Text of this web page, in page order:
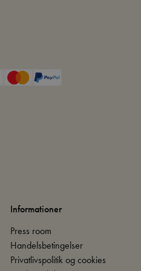
Informationer
Press room
Handelsbetingelser
Privatlivspolitik og cookies